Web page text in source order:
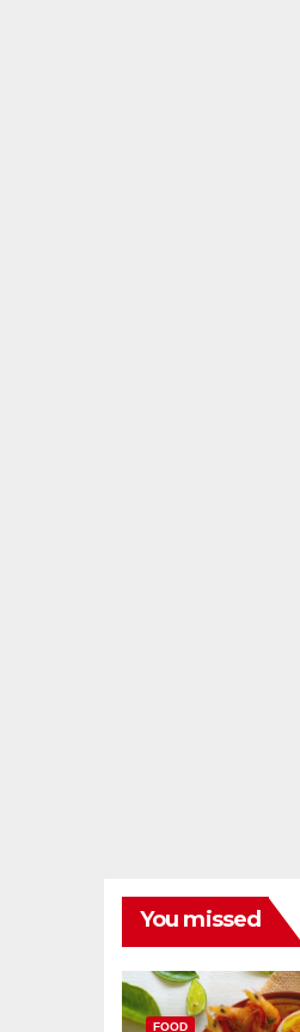
You missed
FOOD